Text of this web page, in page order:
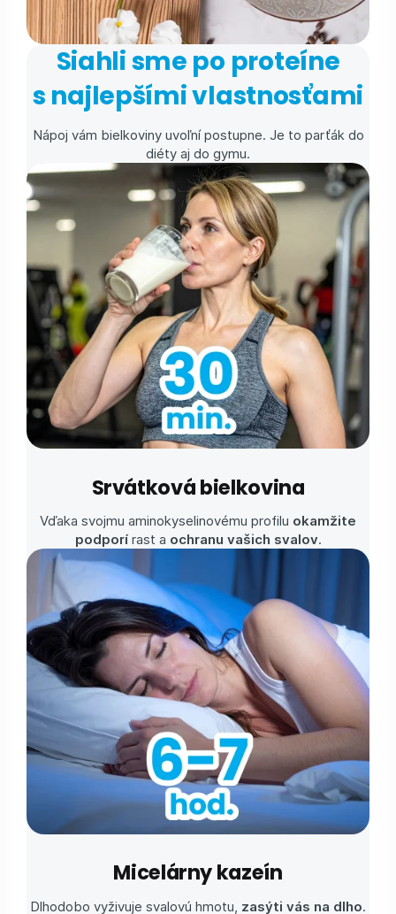
Siahli sme po proteíne
s najlepšími vlastnosťami
Nápoj vám bielkoviny uvoľní postupne. Je to parťák do
diéty aj do gymu.
Srvátková bielkovina
Vďaka svojmu aminokyselinovému profilu okamžite
podporírast a ochranu vašich svalov.
Micelárny kazeín
Dlhodobo vyživuje svalovú hmotu, zasýti vás na dlho.